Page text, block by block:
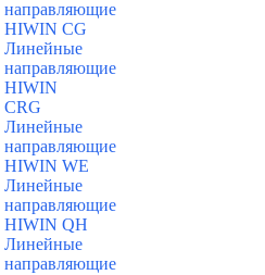
направляющие
HIWIN CG
Линейные
направляющие
HIWIN
CRG
Линейные
направляющие
HIWIN WE
Линейные
направляющие
HIWIN QH
Линейные
направляющие